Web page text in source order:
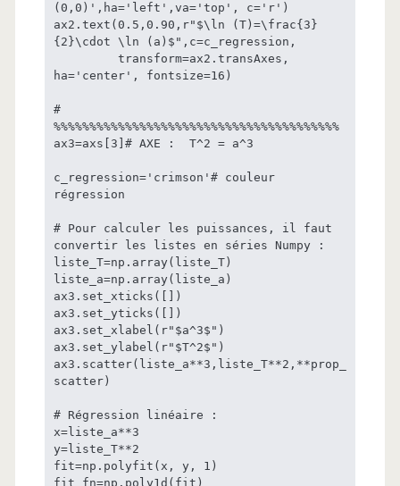
(0,0)',ha='left',va='top', c='r')
ax2.text(0.5,0.90,r"$\ln (T)=\frac{3}
{2}\cdot \ln (a)$",c=c_regression,
ha='center', fontsize=16)
#
%%%%%%%%%%%%%%%%%%%%%%%%%%%%%%%%%%%%%%%%
ax3=axs[3]# AXE :  T^2 = a^3
c_regression='crimson'# couleur
régression
# Pour calculer les puissances, il faut
convertir les listes en séries Numpy :
liste_T=np.array(liste_T)
liste_a=np.array(liste_a)
ax3.set_xticks([])
ax3.set_yticks([])
ax3.set_xlabel(r"$a^3$")
ax3.set_ylabel(r"$T^2$")
ax3.scatter(liste_a**3,liste_T**2,**prop_
scatter)
# Régression linéaire :
x=liste_a**3
y=liste_T**2
fit=np.polyfit(x, y, 1)
fit_fn=np.poly1d(fit)